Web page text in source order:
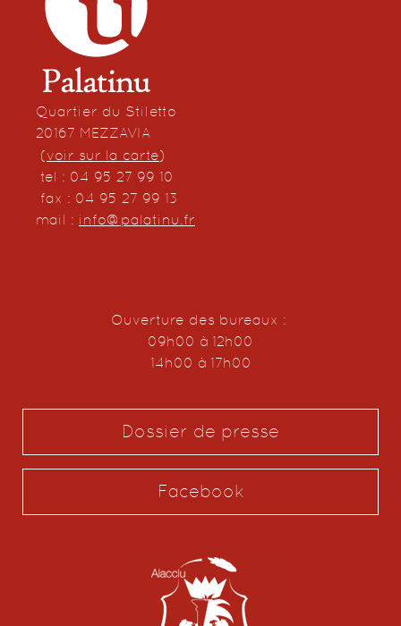
Quartier du Stiletto
20167 MEZZAVIA
(voir sur la carte)
tel : 04 95 27 99 10
fax : 04 95 27 99 13
mail : info@palatinu.fr
Ouverture des bureaux :
09h00 à 12h00
14h00 à 17h00
Dossier de presse
Facebook